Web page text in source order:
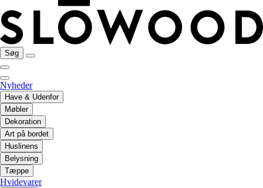
Søg
Nyheder
Have & Udenfor
Møbler
Dekoration
Art på bordet
Huslinens
Belysning
Tæppe
Hvidevarer